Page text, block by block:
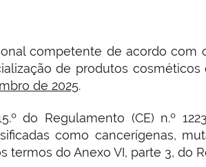
competente de acordo
de produtos
de 2025.
do Regulamento (CE) n.º
como cancerígenas,
termos do Anexo VI, parte 3, do